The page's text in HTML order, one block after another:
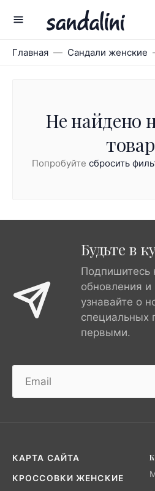
Главная Сандали женские
Не найдено
Попробуйте сбросить
Будьте в
Подпишитесь
обновления и
узнавайте о
специальных
первыми.
КАРТА САЙТА
КРОССОВКИ ЖЕНСКИЕ